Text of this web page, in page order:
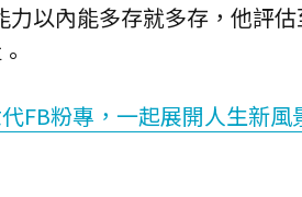
力以內能多存就多存，他評
FB粉專，一起展開人生新風